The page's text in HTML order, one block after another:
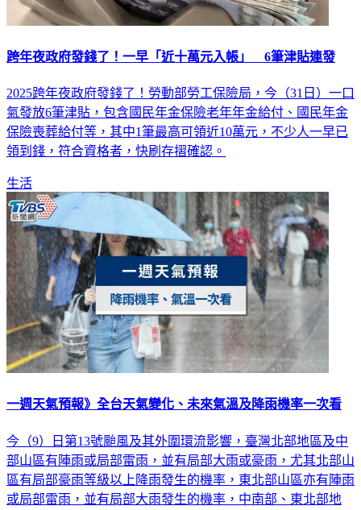
跨年夜政府發錢了！一早「近十萬元入帳」 6筆津貼連發
2025跨年夜政府發錢了！勞動部勞工保險局，今（31日）一口
氣發放6筆津貼，包含國民年金保險老年年金給付、國民年金
保險喪葬給付等，其中1筆最高可領近10萬元，不少人一早已
領到錢，符合資格者，快刷存摺確認。
生活
一週天氣預報》全台天氣變化、未來氣溫及降雨機率一次看
今（9）日第13號颱風及其外圍環流影響，臺灣北部地區及中
部山區有陣雨或局部雷雨，並有局部大雨或豪雨，尤其北部山
區有局部豪雨等級以上降雨發生的機率，東北部山區亦有陣雨
或局部雷雨，並有局部大雨發生的機率，中南部、東北部地